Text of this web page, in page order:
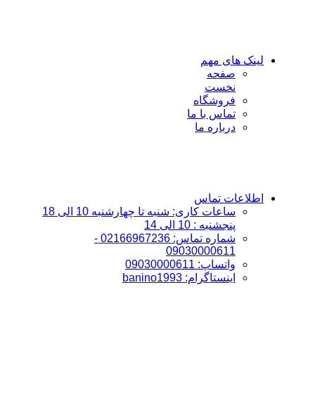
لینک های مهم
صفحه
نخست
فروشگاه
تماس با ما
درباره ما
اطلاعات تماس
ساعات کاری: شنبه تا چهارشنبه 10 الی 18
پنجشنبه : 10 الی 14
شماره تماس: 02166967236 -
09030000611
واتساپ: 09030000611
اینستاگرام: banino1993